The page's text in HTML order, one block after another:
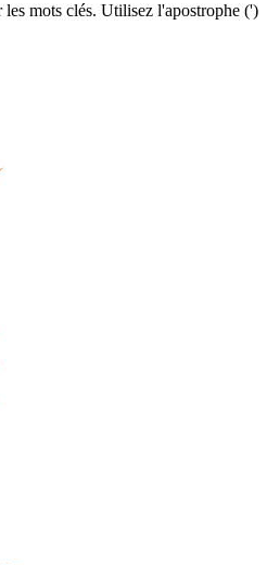
les mots clés. Utilisez l'apostrophe (')